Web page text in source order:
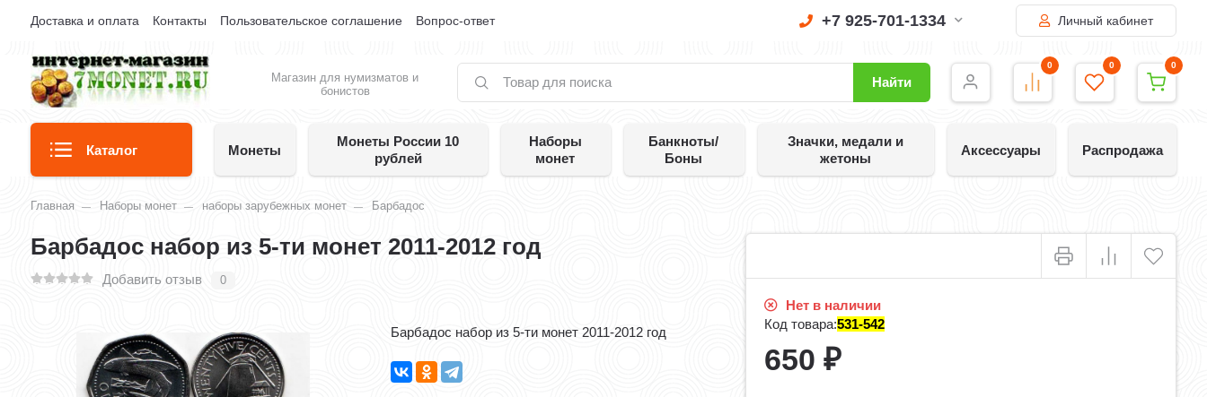
Доставка и оплата Контакты Пользовательское соглашение Вопрос-ответ +7 925-701-1334 Личный кабинет
Магазин для нумизматов и
бонистов
Найти
0 0 0
Каталог Монеты
Монеты России 10
рублей
Наборы
монет
Банкноты/
Боны
Значки, медали и
жетоны
Аксессуары Распродажа
Главная Наборы монет наборы зарубежных монет Барбадос
Барбадос набор из 5-ти монет 2011-2012 год
Добавить отзыв 0
Барбадос набор из 5-ти монет 2011-2012 год
Нет в наличии
Код товара:531-542
650 ₽